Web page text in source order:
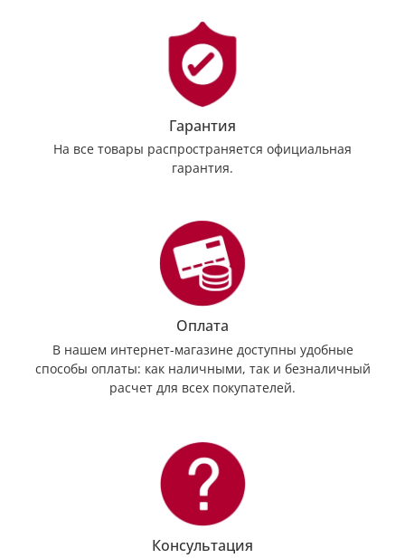
Гарантия
На все товары распространяется официальная
гарантия.
Оплата
В нашем интернет-магазине доступны удобные
способы оплаты: как наличными, так и безналичный
расчет для всех покупателей.
Консультация